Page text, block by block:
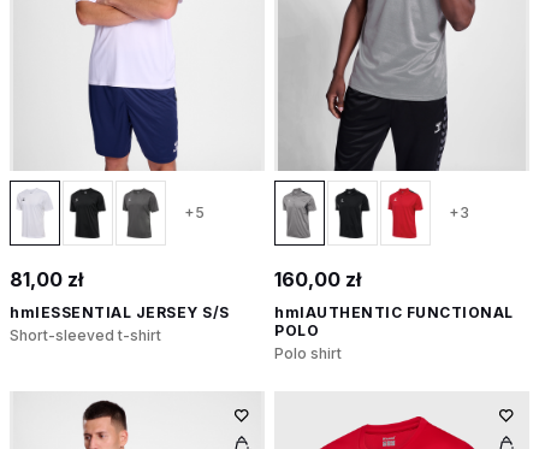
+5
81,00 zł
hmlESSENTIAL JERSEY S/S
Short-sleeved t-shirt
+3
160,00 zł
hmlAUTHENTIC FUNCTIONAL
POLO
Polo shirt